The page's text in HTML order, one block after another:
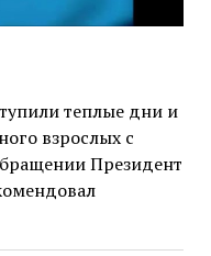
теплые дни и
взрослых с
Президент